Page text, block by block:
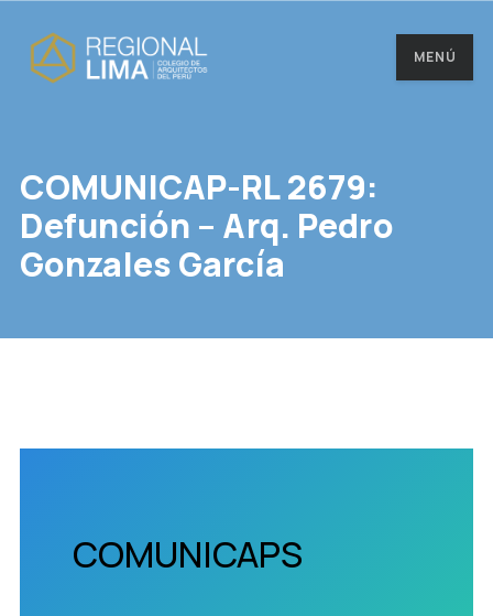
MENÚ
COMUNICAP-RL 2679:
Defunción – Arq. Pedro
Gonzales García
COMUNICAPS